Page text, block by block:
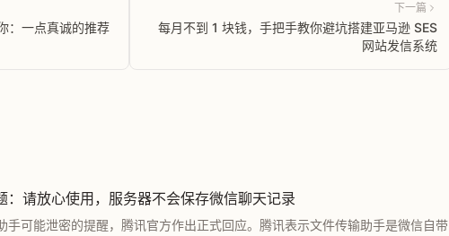
：一点真诚的推荐
下一篇
每月不到 1 块钱，手把手教你避坑搭建亚马逊 SES
网站发信系统
请放心使用，服务器不会保存微信聊天记录
手可能泄密的提醒，腾讯官方作出正式回应。腾讯表示文件传输助手是微信自带